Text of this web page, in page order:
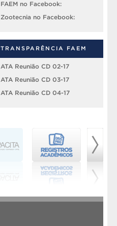
FAEM no Facebook:
Zootecnia no Facebook:
TRANSPARÊNCIA FAEM
ATA Reunião CD 02-17
ATA Reunião CD 03-17
ATA Reunião CD 04-17